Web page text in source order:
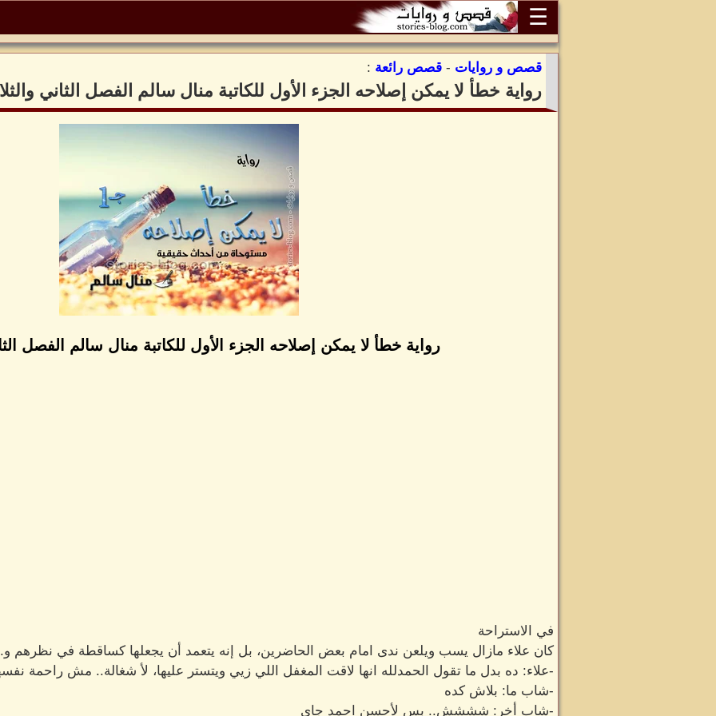
☰
قصص و روايات - قصص رائعة :
رواية خطأ لا يمكن إصلاحه الجزء الأول للكاتبة منال سالم الفصل الثاني
رواية خطأ لا يمكن إصلاحه الجزء الأول للكاتبة منال سالم الفصل
في الاستراحة
كان علاء مازال يسب ويلعن ندى امام بعض الحاضرين، بل إنه يتعمد أن يجعلها كساقطة في نظرهم
-علاء: ده بدل ما تقول الحمدلله انها لاقت المغفل اللي زيي ويتستر عليها، لأ شغالة.. مش راحمة
-شاب ما: بلاش كده
-شاب أخر: شششش.. بس لأحسن احمد جاي